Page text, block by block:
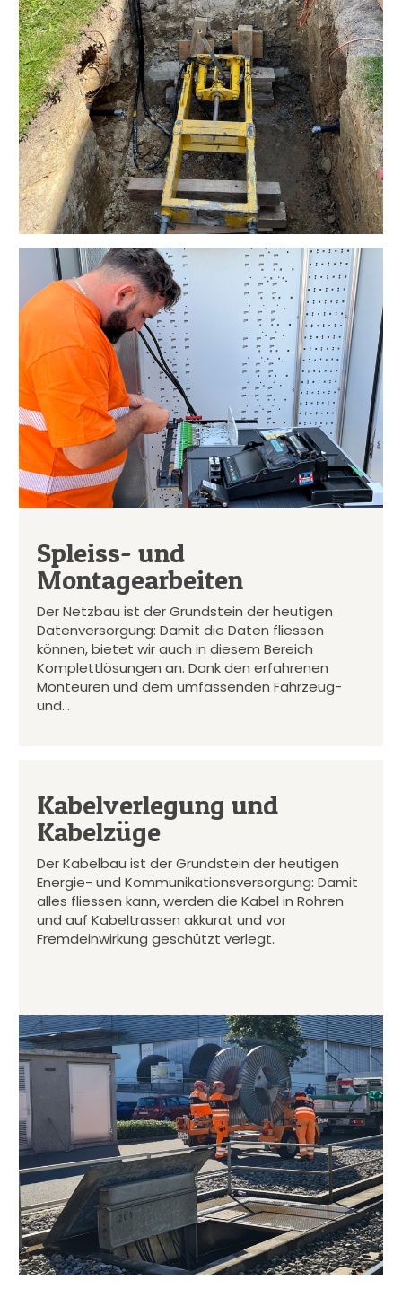
Spleiss- und
Montagearbeiten
Der Netzbau ist der Grundstein der heutigen
Datenversorgung: Damit die Daten fliessen
können, bietet wir auch in diesem Bereich
Komplettlösungen an. Dank den erfahrenen
Monteuren und dem umfassenden Fahrzeug-
und…
Kabelverlegung und
Kabelzüge
Der Kabelbau ist der Grundstein der heutigen
Energie- und Kommunikationsversorgung: Damit
alles fliessen kann, werden die Kabel in Rohren
und auf Kabeltrassen akkurat und vor
Fremdeinwirkung geschützt verlegt.